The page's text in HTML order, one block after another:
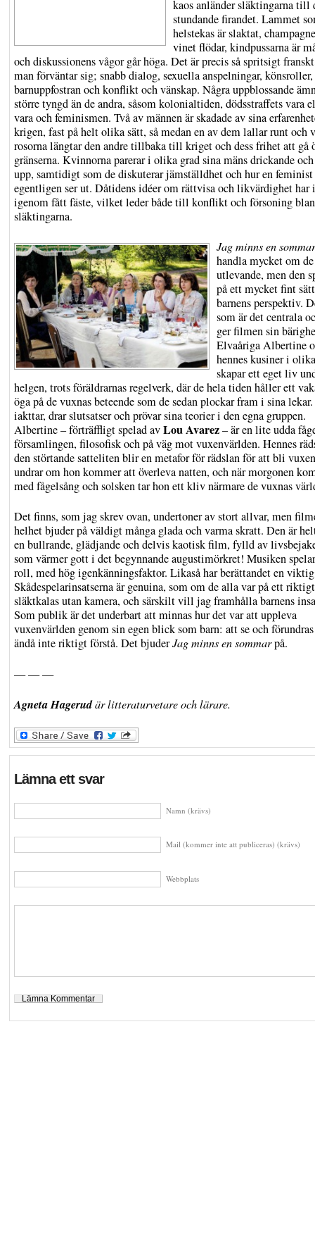
kaos anländer släktingarna till
stundande firandet. Lammet
helstekas är slaktat,
vinet flödar, kindpussarna är
och diskussionens vågor går höga. Det är precis så spritsigt
man förväntar sig; snabb dialog, sexuella anspelningar,
barnuppfostran och konflikt och vänskap. Några uppblossande
större tyngd än de andra, såsom kolonialtiden, dödsstraffets vara
vara och feminismen. Två av männen är skadade av sina
krigen, fast på helt olika sätt, så medan en av dem lallar runt och
rosorna längtar den andre tillbaka till kriget och dess frihet att gå
gränserna. Kvinnorna parerar i olika grad sina mäns drickande och
upp, samtidigt som de diskuterar jämställdhet och hur en feminist
egentligen ser ut. Dåtidens idéer om rättvisa och likvärdighet har
igenom fått fäste, vilket leder både till konflikt och försoning
släktingarna.
Jag minns en sommar
handla mycket om
utlevande, men den
på ett mycket fint sätt
barnens perspektiv.
som är det centrala
ger filmen sin
Elvaåriga Albertine
hennes kusiner i
skapar ett eget liv
helgen, trots föräldrarnas regelverk, där de hela tiden håller ett
öga på de vuxnas beteende som de sedan plockar fram i sina
iakttar, drar slutsatser och prövar sina teorier i den egna gruppen.
Albertine – förträffligt spelad avLou Avarez– är en lite udda
församlingen, filosofisk och på väg mot vuxenvärlden. Hennes
den störtande satteliten blir en metafor för rädslan för att bli
undrar om hon kommer att överleva natten, och när morgonen
med fågelsång och solsken tar hon ett kliv närmare de vuxnas
Det finns, som jag skrev ovan, undertoner av stort allvar, men
helhet bjuder på väldigt många glada och varma skratt. Den är
en bullrande, glädjande och delvis kaotisk film, fylld av
som värmer gott i det begynnande augustimörkret! Musiken
roll, med hög igenkänningsfaktor. Likaså har berättandet en
Skådespelarinsatserna är genuina, som om de alla var på ett riktigt
släktkalas utan kamera, och särskilt vill jag framhålla barnens
Som publik är det underbart att minnas hur det var att uppleva
vuxenvärlden genom sin egen blick som barn: att se och
ändå inte riktigt förstå. Det bjuderJag minns en sommarpå.
— — —
Agneta Hagerudär litteraturvetare och lärare.
Lämna ett svar
Namn (krävs)
Mail (kommer inte att publiceras) (krävs)
Webbplats